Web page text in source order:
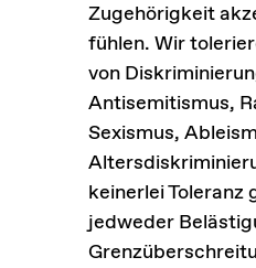
Zugehörigkeit
fühlen. Wir
von
Antisemitismus,
Sexismus,
keinerlei Toleranz
jedweder